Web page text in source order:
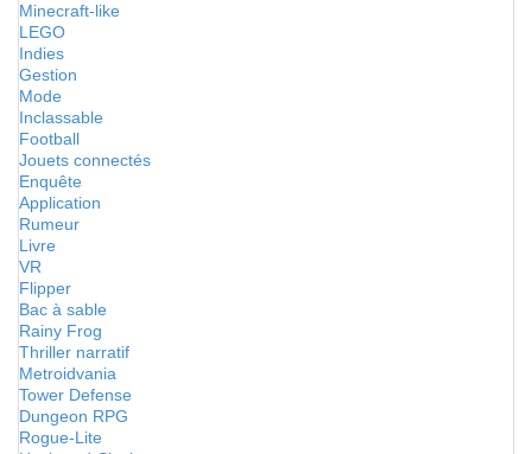
Minecraft-like
LEGO
Indies
Gestion
Mode
Inclassable
Football
Jouets connectés
Enquête
Application
Rumeur
Livre
VR
Flipper
Bac à sable
Rainy Frog
Thriller narratif
Metroidvania
Tower Defense
Dungeon RPG
Rogue-Lite